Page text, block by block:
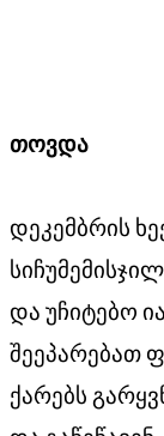
თოვდა
დეკემბრის
სიჩუმემისჯილ
და უჩიტებო
შეეპარებათ
ქარებს